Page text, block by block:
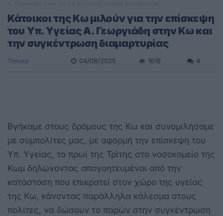
Κάτοικοι της Κω μιλούν για την επίσκεψη
του Υπ. Υγείας Α. Γεωργιάδη στην Κω και
την συγκέντρωση διαμαρτυρίας
Τοπικά 04/08/2025 1618 4
Βγήκαμε στους δρόμους της Κω και συνομιλήσαμε
με συμπολίτες μας, με αφορμή την επίσκεψη του
Υπ. Υγείας, το πρωί της Τρίτης στο νοσοκομείο της
Κωμ δηλώνοντας απογοητευμένοι από την
κατάσταση που επικρατεί στον χώρο της υγείας
της Κω, κάνοντας παράλληλα κάλεσμα στους
πολίτες, να δώσουν το παρών στην συγκέντρωση